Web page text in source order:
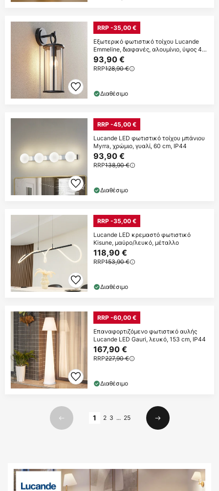
RRP -35,00 €
Εξωτερικό φωτιστικό τοίχου Lucande
Emmeline, διαφανές, αλουμίνιο, ύψος 45
cm
93,90 €
RRP128,90 €
Διαθέσιμο
RRP -45,00 €
Lucande LED φωτιστικό τοίχου μπάνιου
Myrra, χρώμιο, γυαλί, 60 cm, IP44
93,90 €
RRP138,90 €
Διαθέσιμο
RRP -35,00 €
Lucande LED κρεμαστό φωτιστικό
Kisune, μαύρο/λευκό, μέταλλο
118,90 €
RRP153,90 €
Διαθέσιμο
RRP -60,00 €
Επαναφορτιζόμενο φωτιστικό αυλής
Lucande LED Gauri, λευκό, 153 cm, IP44
167,90 €
RRP227,90 €
Διαθέσιμο
Προηγούμενο
1 2 3 ... 25
Επόμενο